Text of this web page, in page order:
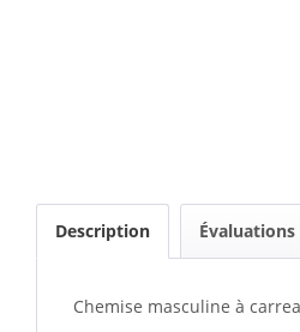
Description Évaluations
Chemise masculine à